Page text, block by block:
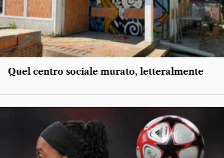
Quel centro sociale murato, letteralmente